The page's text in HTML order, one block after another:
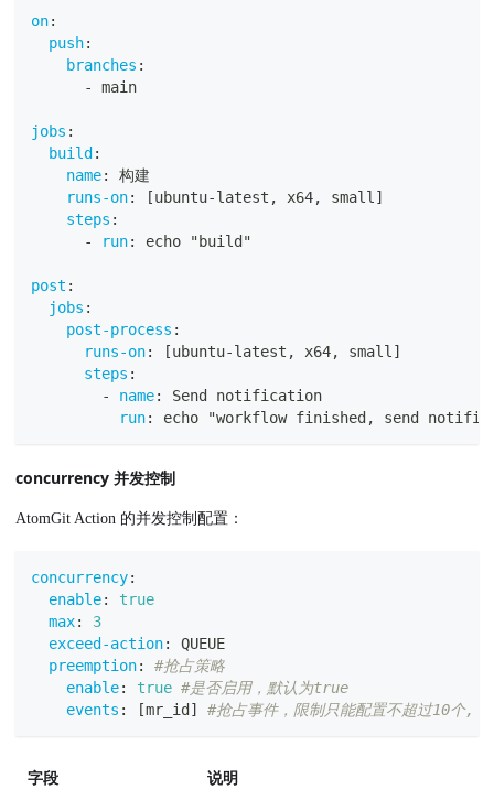
on:
push:
branches :
-
main
jobs :
build :
name:
构建
runs-on: [ubuntu-latest , x64, small ]
steps :
-
run: echo "build"
post :
jobs :
post-process :
runs-on: [ubuntu-latest , x64, small ]
steps :
-
name:
Send notification
run: echo "workflow finished , send
concurrency 并发控制
AtomGit Action 的并发控制配置：
concurrency:
enable:
true
max:
3
exceed-action:
QUEUE
preemption:
#抢占策略
enable: true #是否启用，默认为true
events : [mr_id ] #抢占事件，限制只能配置不超过10个,
字段 说明